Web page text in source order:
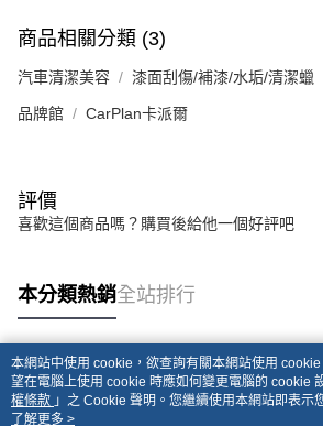
商品相關分類 (3)
汽車清潔美容 漆面刮傷/補漆/水垢/清潔蠟
品牌館 CarPlan卡派爾
評價
喜歡這個商品嗎？購買後給他一個好評吧
本分類熱銷全站排行
熱門標籤
本網站中使用 cookie，欲查詢有關本網站使用
望在電腦上使用 cookie 時應如何變更電腦的 cookie
權條款 」之 Cookie 聲明。您繼續使用本網站即表示
用條款之 Cookie 聲明使用 cookie。
了解更多 >